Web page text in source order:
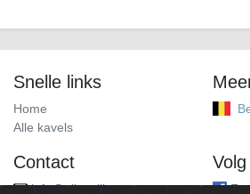
Snelle links
Home
Alle kavels
Contact
info@alleveilingen.net